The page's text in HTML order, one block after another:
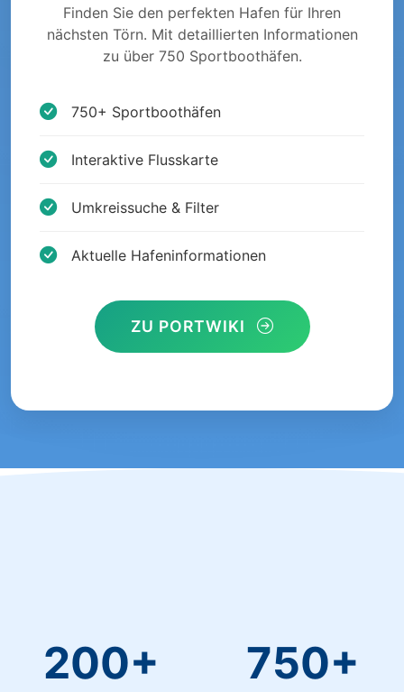
Finden Sie den perfekten Hafen für Ihren
nächsten Törn. Mit detaillierten Informationen
zu über 750 Sportboothäfen.
750+ Sportboothäfen
Interaktive Flusskarte
Umkreissuche & Filter
Aktuelle Hafeninformationen
ZU PORTWIKI
200+ 750+